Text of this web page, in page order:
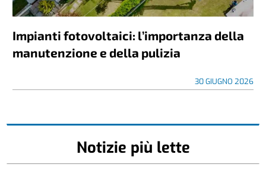
Impianti fotovoltaici: l’importanza della
manutenzione e della pulizia
30 GIUGNO 2026
Notizie più lette